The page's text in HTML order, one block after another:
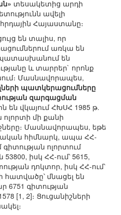
տեսակետից արդի
ավելի
Հայաստանը։
են տալիս, որ
առկա են
են
և տարրեր` որոնք
Մասնավորապես,
պատկերացումները
զարգացման
են վկայում ՀԽՍՀ 1985 թ.
ոլորտի մի քանի
Մասնավորապես, եթե
հիմնարկ, ապա ՀՀ-
գիտության ոլորտում
իսկ ՀՀ-ում՝ 5615,
դոկտոր, իսկ ՀՀ-ում՝
հատվածը՝ մնացել են
6751 գիտության
[1, 2]։ Ցուցանիշների